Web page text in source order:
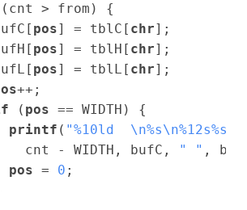
(cnt > from) {
pos] = tblC[ chr];
pos] = tblH[ chr];
pos] = tblL[ chr];
++;
( pos == WIDTH) {
printf ( "%10ld
cnt - WIDTH, bufC,
" " ,
pos = 0 ;